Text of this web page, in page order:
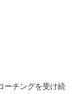
ーチングを受け続